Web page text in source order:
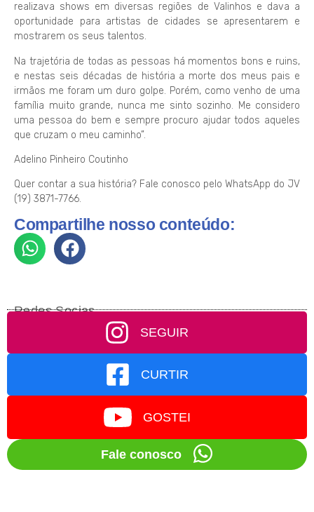
realizava shows em diversas regiões de Valinhos e dava a
oportunidade para artistas de cidades se apresentarem e
mostrarem os seus talentos.
Na trajetória de todas as pessoas há momentos bons e ruins,
e nestas seis décadas de história a morte dos meus pais e
irmãos me foram um duro golpe. Porém, como venho de uma
família muito grande, nunca me sinto sozinho. Me considero
uma pessoa do bem e sempre procuro ajudar todos aqueles
que cruzam o meu caminho”.
Adelino Pinheiro Coutinho
Quer contar a sua história? Fale conosco pelo WhatsApp do JV
(19) 3871-7766.
Compartilhe nosso conteúdo:
Redes Socias
SEGUIR
CURTIR
GOSTEI
Fale conosco